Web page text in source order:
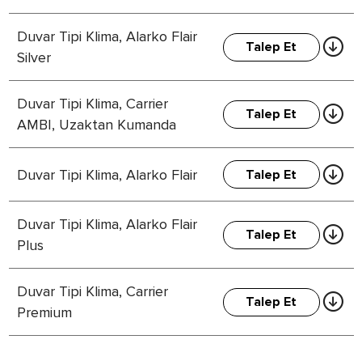
Duvar Tipi Klima, Alarko Flair
Silver
Talep Et
Duvar Tipi Klima, Carrier
AMBI, Uzaktan Kumanda
Talep Et
Duvar Tipi Klima, Alarko Flair Talep Et
Duvar Tipi Klima, Alarko Flair
Plus
Talep Et
Duvar Tipi Klima, Carrier
Premium
Talep Et